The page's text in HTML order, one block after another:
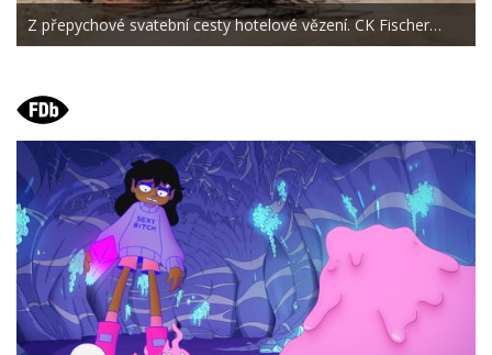
Z přepychové svatební cesty hotelové vězení. CK Fischer…